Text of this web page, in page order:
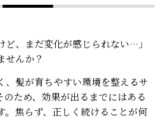
ど、まだ変化が感じられない…」
せんか？
、髪が育ちやすい環境を整えるサ
ため、効果が出るまでにはある
。焦らず、正しく続けることが何